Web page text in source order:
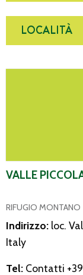
LOCALITÀ
VALLE
RIFUGIO MONTANO
Indirizzo: loc.
Italy
Tel: Contatti